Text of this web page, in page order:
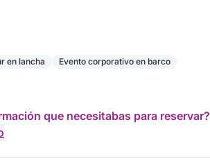
en lancha Evento corporativo en barco
que necesitabas para reservar?